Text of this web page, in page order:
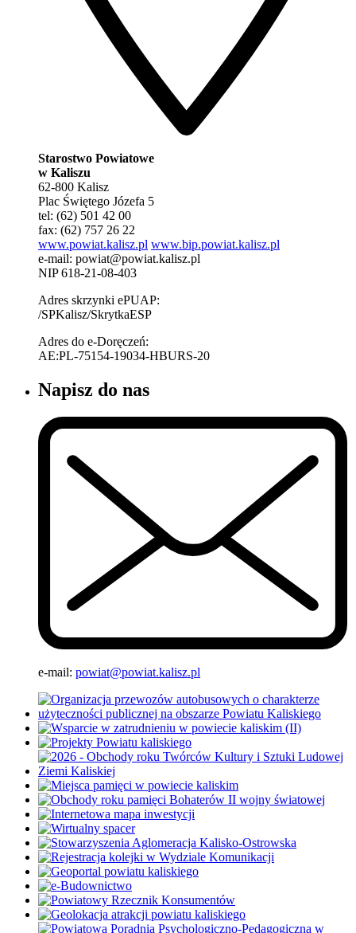
Starostwo Powiatowe
w Kaliszu
62-800 Kalisz
Plac Świętego Józefa 5
tel: (62) 501 42 00
fax: (62) 757 26 22
www.powiat.kalisz.pl www.bip.powiat.kalisz.pl
e-mail: powiat@powiat.kalisz.pl
NIP 618-21-08-403
Adres skrzynki ePUAP:
/SPKalisz/SkrytkaESP
Adres do e-Doręczeń:
AE:PL-75154-19034-HBURS-20
Napisz do nas
e-mail: powiat@powiat.kalisz.pl